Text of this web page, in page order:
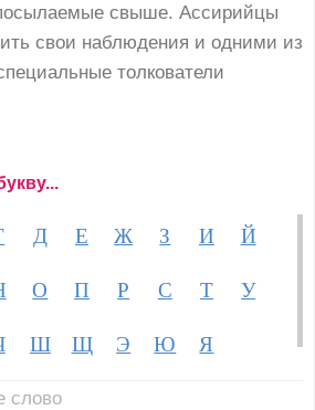
свыше. Ассирийцы
свои наблюдения и одними из
толкователи
Д Е Ж З И
Й
О П Р С Т
У
Ш Щ Э Ю Я
слово